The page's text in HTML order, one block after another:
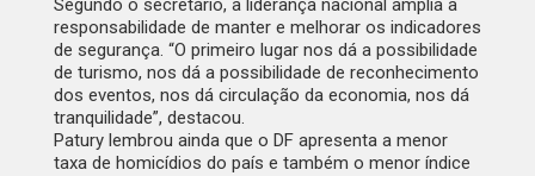
Segundo o secretário, a liderança nacional amplia a
responsabilidade de manter e melhorar os indicadores
de segurança. “O primeiro lugar nos dá a possibilidade
de turismo, nos dá a possibilidade de reconhecimento
dos eventos, nos dá circulação da economia, nos dá
tranquilidade”, destacou.
Patury lembrou ainda que o DF apresenta a menor
taxa de homicídios do país e também o menor índice